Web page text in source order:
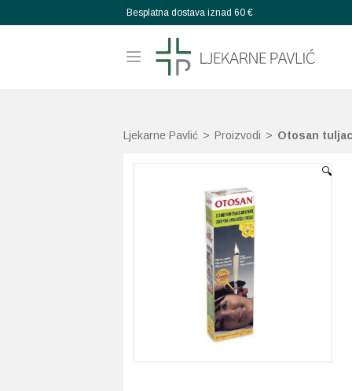
Besplatna dostava iznad 60 €
Ljekarne Pavlić > Proizvodi > Otosan
🔍